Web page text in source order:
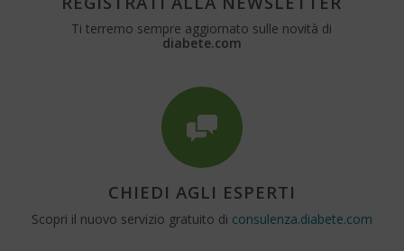
Ti terremo sempre aggiornato sulle novità di
diabete.com
CHIEDI AGLI ESPERTI
Scopri il nuovo servizio gratuito di consulenza.diabete.com